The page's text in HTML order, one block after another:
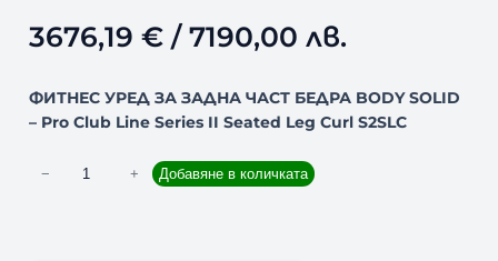
3676,19 €/ 7190,00 лв.
ФИТНЕС УРЕД ЗА ЗАДНА ЧАСТ БЕДРА BODY SOLID
– Pro Club Line Series II Seated Leg Curl S2SLC
− + Добавяне в количката